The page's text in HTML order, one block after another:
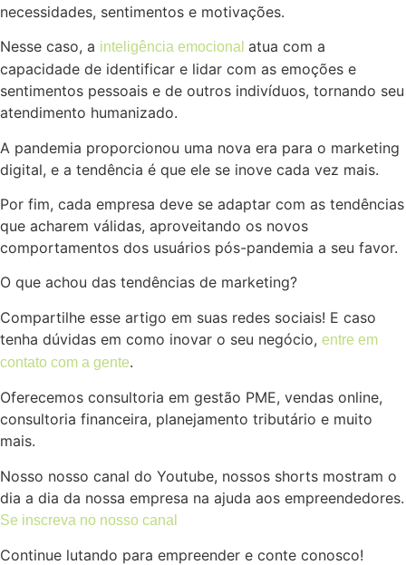
necessidades, sentimentos e motivações.
Nesse caso, a inteligência emocional atua com a
capacidade de identificar e lidar com as emoções e
sentimentos pessoais e de outros indivíduos, tornando seu
atendimento humanizado.
A pandemia proporcionou uma nova era para o marketing
digital, e a tendência é que ele se inove cada vez mais.
Por fim, cada empresa deve se adaptar com as tendências
que acharem válidas, aproveitando os novos
comportamentos dos usuários pós-pandemia a seu favor.
O que achou das tendências de marketing?
Compartilhe esse artigo em suas redes sociais! E caso
tenha dúvidas em como inovar o seu negócio, entre em
contato com a gente.
Oferecemos consultoria em gestão PME, vendas online,
consultoria financeira, planejamento tributário e muito
mais.
Nosso nosso canal do Youtube, nossos shorts mostram o
dia a dia da nossa empresa na ajuda aos empreendedores.
Se inscreva no nosso canal
Continue lutando para empreender e conte conosco!